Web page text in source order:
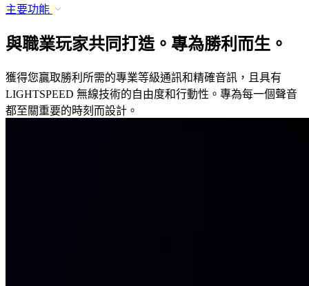
主要功能
與職業玩家共同打造。專為勝利而生。
獲得您贏取勝利所需的專業等級通訊和精確音訊，且具有
LIGHTSPEED 無線技術的自由度和行動性。專為每一個聲音
都至關重要的時刻而設計。